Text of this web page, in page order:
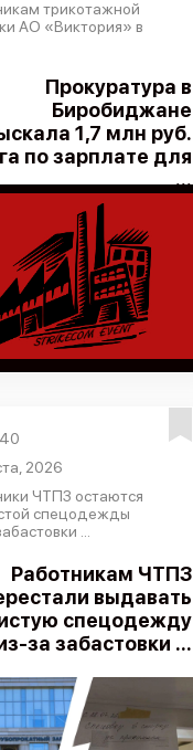
трикотажной
АО «Виктория» в
Прокуратура в
Биробиджане
1,7 млн руб.
по зарплате для
...
2026
ЧТПЗ остаются
спецодежды
...
Работникам ЧТПЗ
выдавать
спецодежду
за забастовки ...